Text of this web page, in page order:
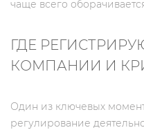
чаще всего
ГДЕ
КОМПАНИИ И
Один из ключевых
регулирование